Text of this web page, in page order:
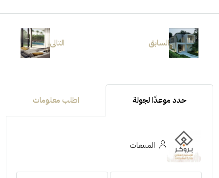
السابق التالى
حدد موعدًا لجولة اطلب معلومات
المبيعات